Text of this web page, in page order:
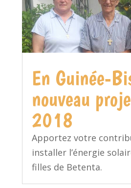
En Guinée-
nouveau
2018
Apportez votre
installer l’énergie
filles de Betenta.